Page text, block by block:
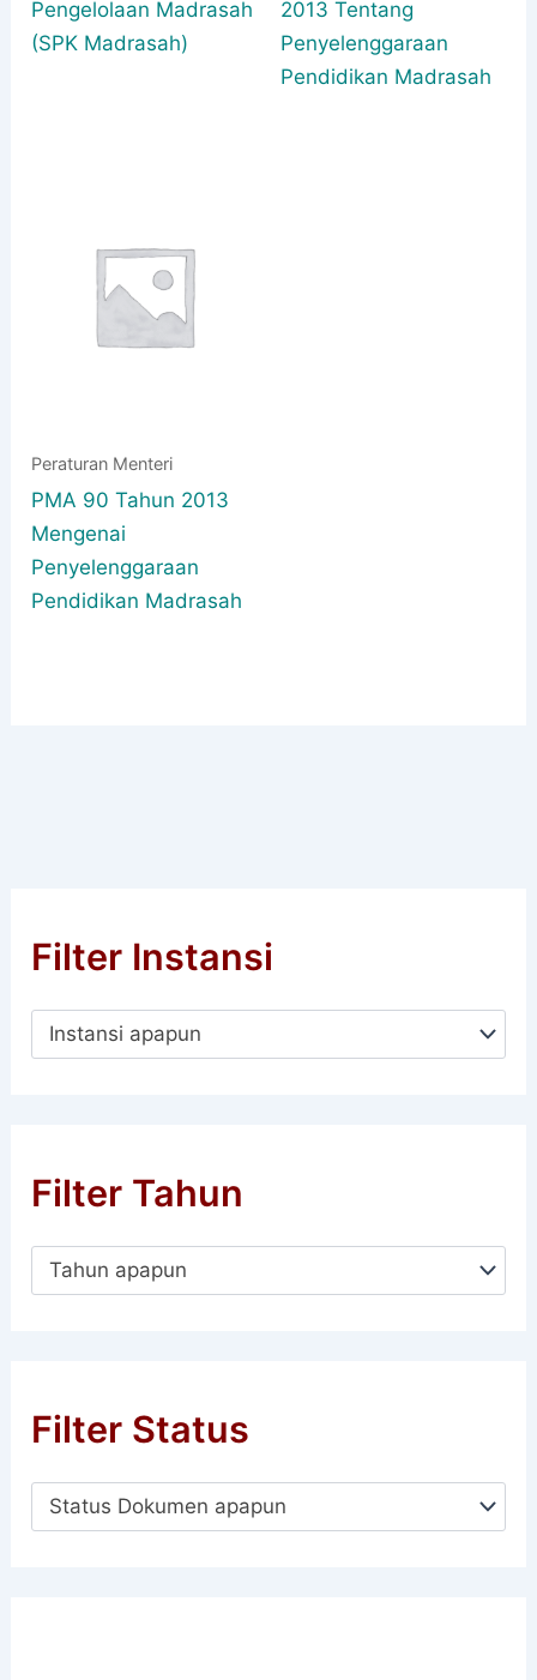
Pengelolaan Madrasah
(SPK Madrasah)
2013 Tentang
Penyelenggaraan
Pendidikan Madrasah
Peraturan Menteri
PMA 90 Tahun 2013
Mengenai
Penyelenggaraan
Pendidikan Madrasah
Filter Instansi
Instansi apapun
Filter Tahun
Tahun apapun
Filter Status
Status Dokumen apapun